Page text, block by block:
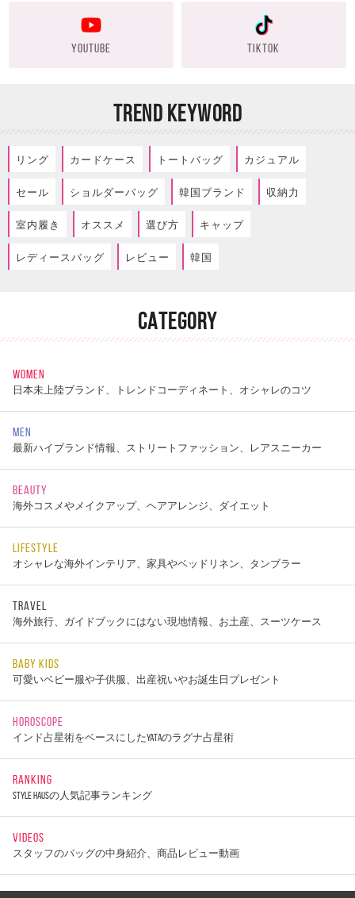
YOUTUBE TIKTOK
TREND KEYWORD
リング カードケース トートバッグ カジュアル
セール ショルダーバッグ 韓国ブランド 収納力
室内履き オススメ 選び方 キャップ
レディースバッグ レビュー 韓国
CATEGORY
WOMEN
日本未上陸ブランド、トレンドコーディネート、オシャレのコツ
MEN
最新ハイブランド情報、ストリートファッション、レアスニーカー
BEAUTY
海外コスメやメイクアップ、ヘアアレンジ、ダイエット
LIFESTYLE
オシャレな海外インテリア、家具やベッドリネン、タンブラー
TRAVEL
海外旅行、ガイドブックにはない現地情報、お土産、スーツケース
BABY KIDS
可愛いベビー服や子供服、出産祝いやお誕生日プレゼント
HOROSCOPE
インド占星術をベースにしたYATAのラグナ占星術
RANKING
STYLE HAUSの人気記事ランキング
VIDEOS
スタッフのバッグの中身紹介、商品レビュー動画